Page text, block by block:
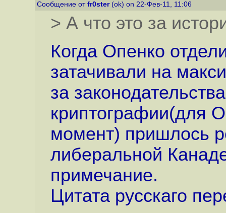
Сообщение от fr0ster(ok) on 22-Фев-11, 11:06
> А что это за
Когда Опенко
затачивали на
за
криптографии(для
момент) пришлось
либеральной
примечание.
Цитата русскаго